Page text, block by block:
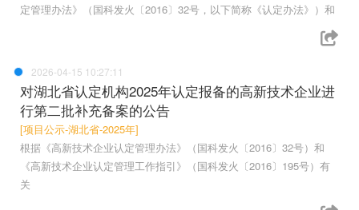
定管理办法》（国科发火〔2016〕32号，以下简称《认定办法》）和
2026-04-15 10:27:11
对湖北省认定机构2025年认定报备的高新技术企业进
行第二批补充备案的公告
[项目公示-湖北省-2025年]
根据《高新技术企业认定管理办法》（国科发火〔2016〕32号）和
《高新技术企业认定管理工作指引》（国科发火〔2016〕195号）有
关